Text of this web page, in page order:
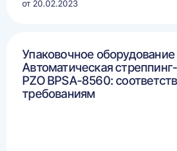
от 20.02.2023
Упаковочное оборудование
Автоматическая
PZO BPSA-8560:
требованиям